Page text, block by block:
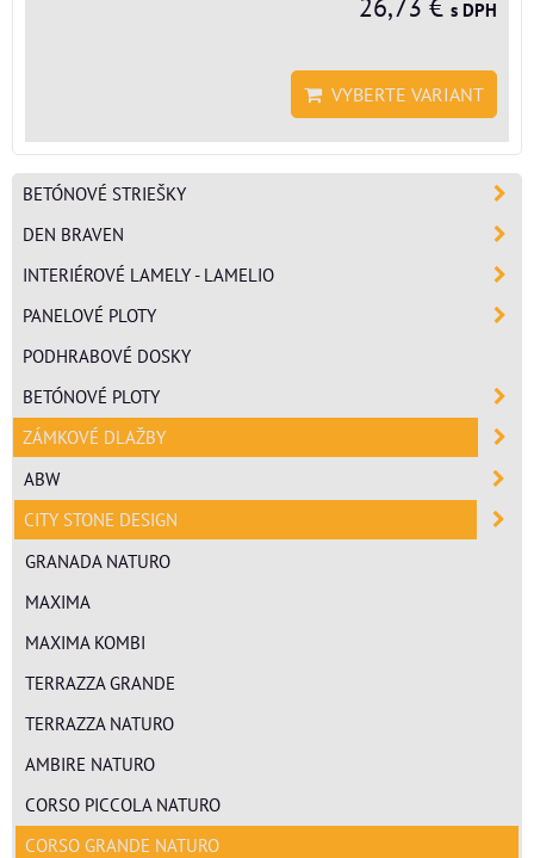
26,73 € s DPH
VYBERTE VARIANT
BETÓNOVÉ STRIEŠKY
DEN BRAVEN
INTERIÉROVÉ LAMELY - LAMELIO
PANELOVÉ PLOTY
PODHRABOVÉ DOSKY
BETÓNOVÉ PLOTY
ZÁMKOVÉ DLAŽBY
ABW
CITY STONE DESIGN
GRANADA NATURO
MAXIMA
MAXIMA KOMBI
TERRAZZA GRANDE
TERRAZZA NATURO
AMBIRE NATURO
CORSO PICCOLA NATURO
CORSO GRANDE NATURO